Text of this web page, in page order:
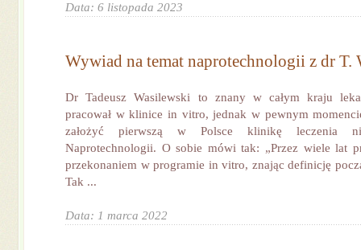
Data: 6 listopada 2023
Wywiad na temat naprotechnologii z dr T.
Dr Tadeusz Wasilewski to znany w całym kraju
pracował w klinice in vitro, jednak w pewnym
założyć pierwszą w Polsce klinikę leczenia
Naprotechnologii. O sobie mówi tak: „Przez wiele lat
przekonaniem w programie in vitro, znając definicję
Tak ...
Data: 1 marca 2022